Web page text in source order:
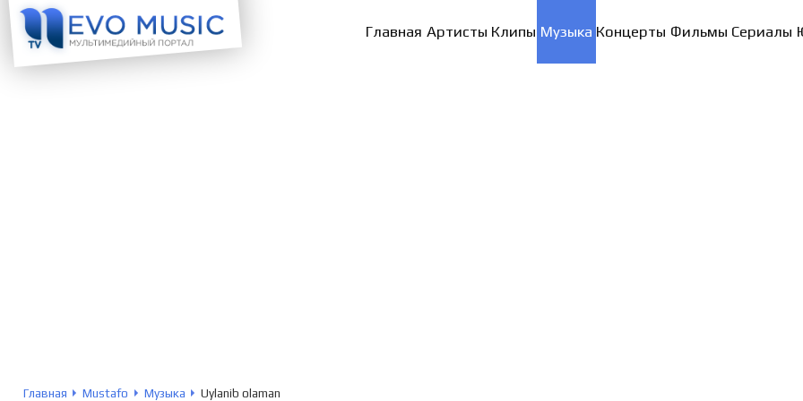
Главная Артисты Клипы Музыка Концерты Фильмы Сериалы
Главная Mustafo Музыка Uylanib olaman